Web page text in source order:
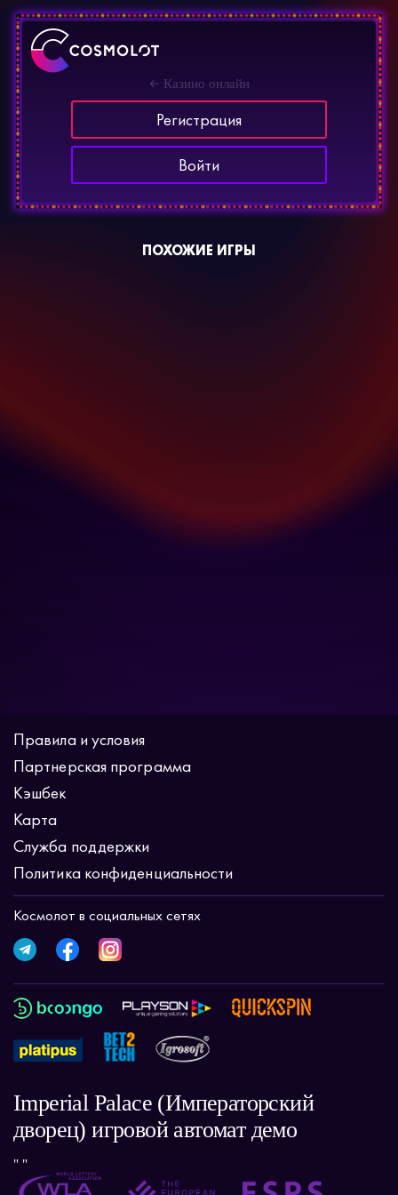
Казино онлайн
Регистрация
Войти
ПОХОЖИЕ ИГРЫ
Правила и условия
Партнерская программа
Кэшбек
Карта
Служба поддержки
Политика конфиденциальности
Космолот в социальных сетях
Imperial Palace (Императорский
дворец) игровой автомат демо
" "